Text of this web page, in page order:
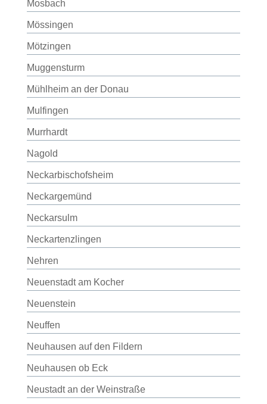
Mosbach
Mössingen
Mötzingen
Muggensturm
Mühlheim an der Donau
Mulfingen
Murrhardt
Nagold
Neckarbischofsheim
Neckargemünd
Neckarsulm
Neckartenzlingen
Nehren
Neuenstadt am Kocher
Neuenstein
Neuffen
Neuhausen auf den Fildern
Neuhausen ob Eck
Neustadt an der Weinstraße